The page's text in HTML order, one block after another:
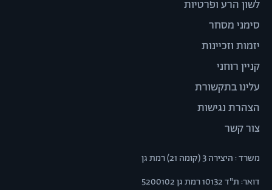
לשון הרע ופרטיות
סימני מסחר
יזמות וזכיינות
קניין רוחני
עלינו בתקשורת
הצהרת נגישות
צור קשר
משרד : היצירה 3 (קומה 21) רמת גן
דואר: ת"ד 10132 רמת גן 5200102